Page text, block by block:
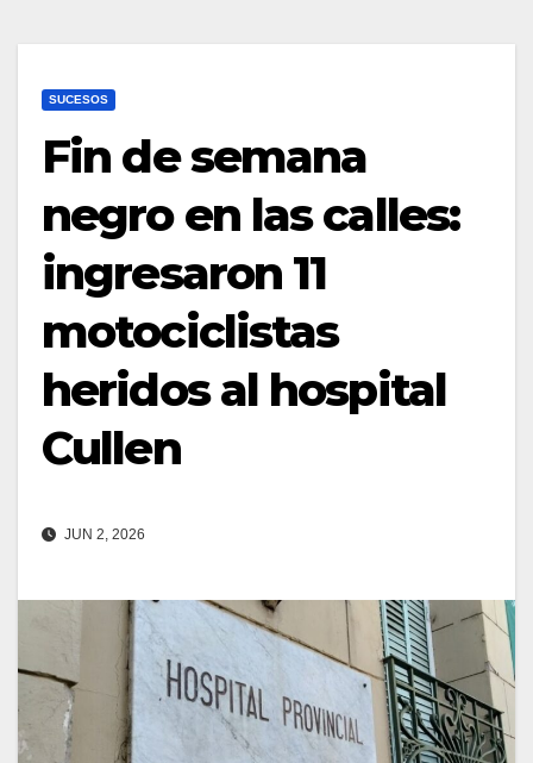
SUCESOS
Fin de semana
negro en las calles:
ingresaron 11
motociclistas
heridos al hospital
Cullen
JUN 2, 2026